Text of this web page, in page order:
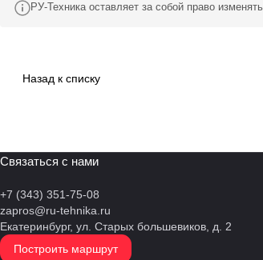
РУ-Техника оставляет за собой право
Назад к списку
Связаться с нами
+7 (343) 351-75-08
zapros@ru-tehnika.ru
Екатеринбург, ул. Старых большевиков, д. 2
Построить маршрут